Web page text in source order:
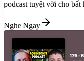
podcast tuyệt vời cho bất
Nghe Ngay